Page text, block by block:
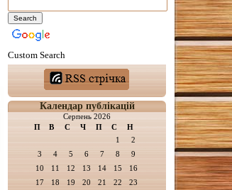
Custom Search
Календар публікацій
Серпень 2026
П
В С Ч П С Н
1
2
3
4 5 6 7 8
9
10
11 12 13 14 15
16
17
18 19 20 21 22
23